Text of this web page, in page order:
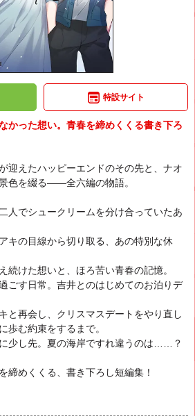
特設サイト
かった想い。青春を締めくくる書き下ろ
迎えたハッピーエンドのその先と、ナオ
色を綴る――全六編の物語。
人でシュークリームを分け合っていたあ
キの目線から切り取る、あの特別な休
けた想いと、ほろ苦い青春の記憶。
ごす日常。吉井とのはじめてのお泊りデ
と再会し、クリスマスデートをやり直し
む約束をするまで。
少し先。夏の海岸ですれ違うのは……？
めくくる、書き下ろし短編集！